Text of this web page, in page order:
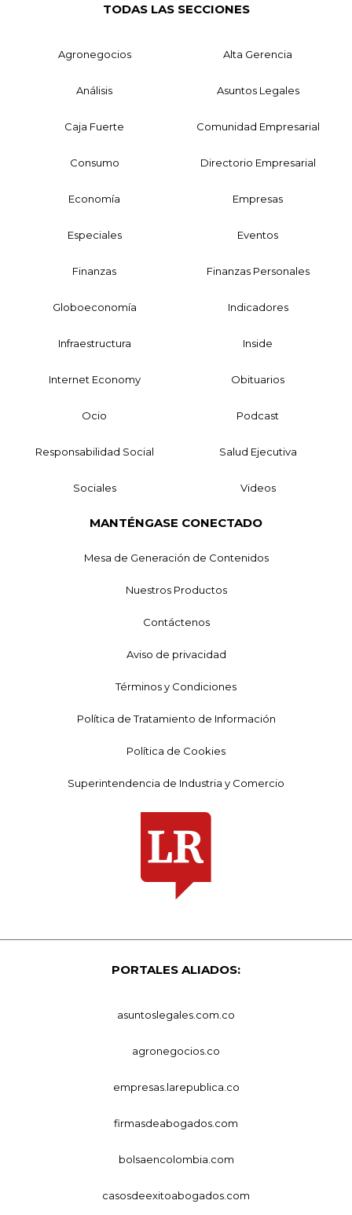
TODAS LAS SECCIONES
Agronegocios Alta Gerencia
Análisis Asuntos Legales
Caja Fuerte Comunidad Empresarial
Consumo Directorio Empresarial
Economía Empresas
Especiales Eventos
Finanzas Finanzas Personales
Globoeconomía Indicadores
Infraestructura Inside
Internet Economy Obituarios
Ocio Podcast
Responsabilidad Social Salud Ejecutiva
Sociales Videos
MANTÉNGASE CONECTADO
Mesa de Generación de Contenidos
Nuestros Productos
Contáctenos
Aviso de privacidad
Términos y Condiciones
Política de Tratamiento de Información
Política de Cookies
Superintendencia de Industria y Comercio
PORTALES ALIADOS:
asuntoslegales.com.co
agronegocios.co
empresas.larepublica.co
firmasdeabogados.com
bolsaencolombia.com
casosdeexitoabogados.com